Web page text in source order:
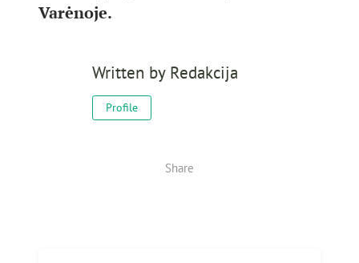
Varėnoje.
Written by Redakcija
Profile
Share